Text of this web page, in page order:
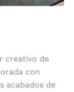
creativo de
con
acabados de